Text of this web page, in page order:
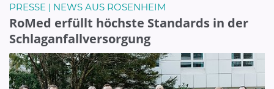
PRESSE | NEWS AUS ROSENHEIM
RoMed erfüllt höchste Standards in der
Schlaganfallversorgung